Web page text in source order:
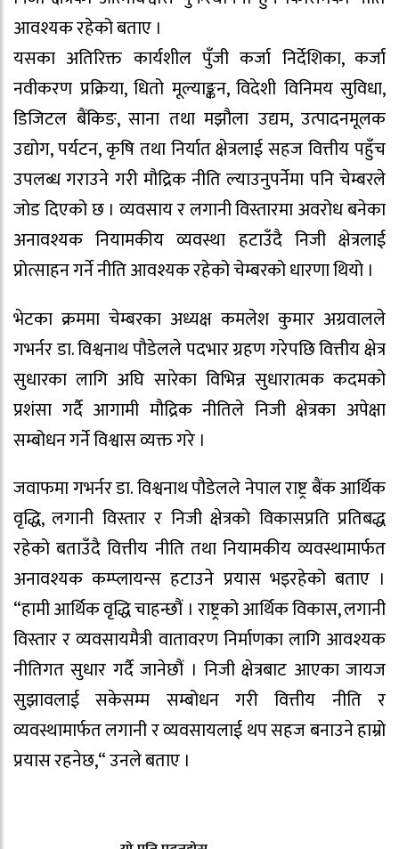
आवश्यक रहेको बताए ।
यसका अतिरिक्त कार्यशील पुँजी कर्जा निर्देशिका, कर्जा
नवीकरण प्रक्रिया, धितो मूल्याङ्कन, विदेशी विनिमय सुविधा,
डिजिटल बैंकिङ, साना तथा मझौला उद्यम, उत्पादनमूलक
उद्योग, पर्यटन, कृषि तथा निर्यात क्षेत्रलाई सहज वित्तीय पहुँच
उपलब्ध गराउने गरी मौद्रिक नीति ल्याउनुपर्नेमा पनि चेम्बरले
जोड दिएको छ । व्यवसाय र लगानी विस्तारमा अवरोध बनेका
अनावश्यक नियामकीय व्यवस्था हटाउँदै निजी क्षेत्रलाई
प्रोत्साहन गर्ने नीति आवश्यक रहेको चेम्बरको धारणा थियो ।
भेटका क्रममा चेम्बरका अध्यक्ष कमलेश कुमार अग्रवालले
गभर्नर डा. विश्वनाथ पौडेलले पदभार ग्रहण गरेपछि वित्तीय क्षेत्र
सुधारका लागि अघि सारेका विभिन्न सुधारात्मक कदमको
प्रशंसा गर्दै आगामी मौद्रिक नीतिले निजी क्षेत्रका अपेक्षा
सम्बोधन गर्ने विश्वास व्यक्त गरे ।
जवाफमा गभर्नर डा. विश्वनाथ पौडेलले नेपाल राष्ट्र बैंक आर्थिक
वृद्धि, लगानी विस्तार र निजी क्षेत्रको विकासप्रति प्रतिबद्ध
रहेको बताउँदै वित्तीय नीति तथा नियामकीय व्यवस्थामार्फत
अनावश्यक कम्प्लायन्स हटाउने प्रयास भइरहेको बताए ।
“हामी आर्थिक वृद्धि चाहन्छौं । राष्ट्रको आर्थिक विकास, लगानी
विस्तार र व्यवसायमैत्री वातावरण निर्माणका लागि आवश्यक
नीतिगत सुधार गर्दै जानेछौं । निजी क्षेत्रबाट आएका जायज
सुझावलाई सकेसम्म सम्बोधन गरी वित्तीय नीति र
व्यवस्थामार्फत लगानी र व्यवसायलाई थप सहज बनाउने हाम्रो
प्रयास रहनेछ,“ उनले बताए ।